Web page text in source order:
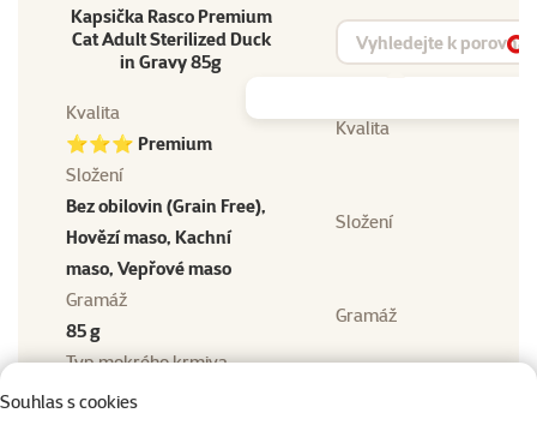
Souhlas s cookies
Kapsička Rasco Premium
Cat Adult Sterilized Duck
in Gravy 85g
Vyhledat produkt
Kvalita
⭐⭐⭐ Premium
Kvalita
Složení
Bez obilovin (Grain Free),
Hovězí maso, Kachní
maso, Vepřové maso
Složení
Gramáž
85 g
Gramáž
Typ mokrého krmiva
Kapsička